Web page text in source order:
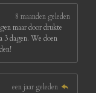
8 maanden geleden
maar door drukte
3 dagen. We doen
een jaar geleden